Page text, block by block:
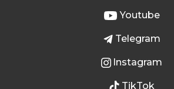
Youtube
Telegram
Instagram
TikTok